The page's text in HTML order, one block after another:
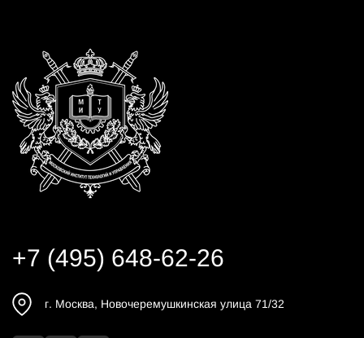
+7 (495) 648-62-26
г. Москва, Новочеремушкинская улица 71/32